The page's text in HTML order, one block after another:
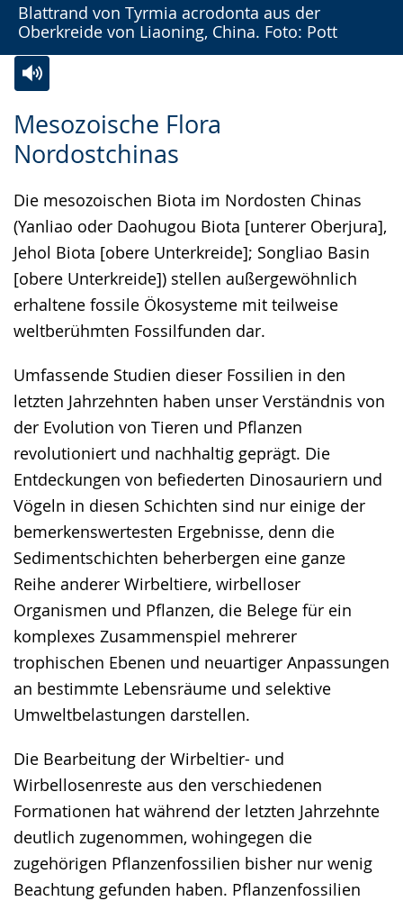
Blattrand von Tyrmia acrodonta aus der
Oberkreide von Liaoning, China. Foto: Pott
Mesozoische Flora
Nordostchinas
Die mesozoischen Biota im Nordosten Chinas
(Yanliao oder Daohugou Biota [unterer Oberjura],
Jehol Biota [obere Unterkreide]; Songliao Basin
[obere Unterkreide]) stellen außergewöhnlich
erhaltene fossile Ökosysteme mit teilweise
weltberühmten Fossilfunden dar.
Umfassende Studien dieser Fossilien in den
letzten Jahrzehnten haben unser Verständnis von
der Evolution von Tieren und Pflanzen
revolutioniert und nachhaltig geprägt. Die
Entdeckungen von befiederten Dinosauriern und
Vögeln in diesen Schichten sind nur einige der
bemerkenswertesten Ergebnisse, denn die
Sedimentschichten beherbergen eine ganze
Reihe anderer Wirbeltiere, wirbelloser
Organismen und Pflanzen, die Belege für ein
komplexes Zusammenspiel mehrerer
trophischen Ebenen und neuartiger Anpassungen
an bestimmte Lebensräume und selektive
Umweltbelastungen darstellen.
Die Bearbeitung der Wirbeltier- und
Wirbellosenreste aus den verschiedenen
Formationen hat während der letzten Jahrzehnte
deutlich zugenommen, wohingegen die
zugehörigen Pflanzenfossilien bisher nur wenig
Beachtung gefunden haben. Pflanzenfossilien
Leichten
Sprache
Audio-
Unterstützung.
Video
in
Gebärdensprache
wird
angezeigt.